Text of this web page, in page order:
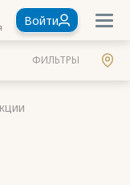
Войти
ФИЛЬТРЫ